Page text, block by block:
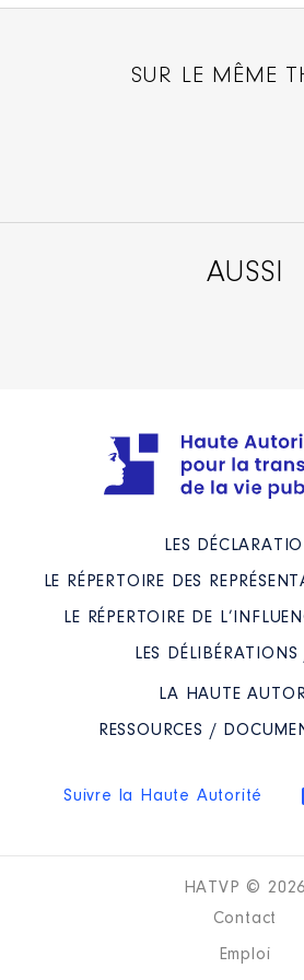
SUR LE MÊME
AUSSI
LES
LE RÉPERTOIRE DES
LE RÉPERTOIRE DE
LES
LA HAUTE
RESSOURCES /
Suivre la Haute Autorité
HATVP © 2026
Contact
Emploi